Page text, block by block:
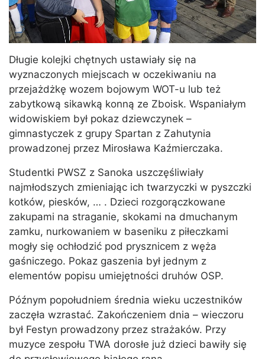
Długie kolejki chętnych ustawiały się na
wyznaczonych miejscach w oczekiwaniu na
przejażdżkę wozem bojowym WOT-u lub też
zabytkową sikawką konną ze Zboisk. Wspaniałym
widowiskiem był pokaz dziewczynek –
gimnastyczek z grupy Spartan z Zahutynia
prowadzonej przez Mirosława Kaźmierczaka.
Studentki PWSZ z Sanoka uszczęśliwiały
najmłodszych zmieniając ich twarzyczki w pyszczki
kotków, piesków, … . Dzieci rozgorączkowane
zakupami na straganie, skokami na dmuchanym
zamku, nurkowaniem w baseniku z piłeczkami
mogły się ochłodzić pod prysznicem z węża
gaśniczego. Pokaz gaszenia był jednym z
elementów popisu umiejętności druhów OSP.
Późnym popołudniem średnia wieku uczestników
zaczęła wzrastać. Zakończeniem dnia – wieczoru
był Festyn prowadzony przez strażaków. Przy
muzyce zespołu TWA dorosłe już dzieci bawiły się